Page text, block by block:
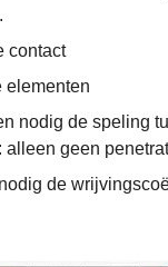
contact
elementen
nodig de speling
alleen geen
de